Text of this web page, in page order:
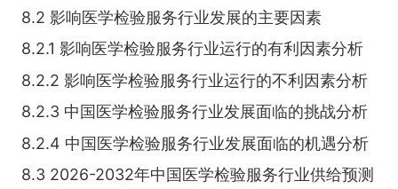
8.2 影响医学检验服务行业发展的主要因素
8.2.1 影响医学检验服务行业运行的有利因素分析
8.2.2 影响医学检验服务行业运行的不利因素分析
8.2.3 中国医学检验服务行业发展面临的挑战分析
8.2.4 中国医学检验服务行业发展面临的机遇分析
8.3 2026-2032年中国医学检验服务行业供给预测